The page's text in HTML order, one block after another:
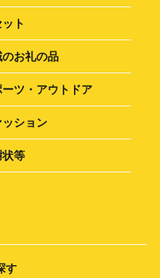
ト
のお礼の品
ーツ・アウトドア
ッション
状等
す